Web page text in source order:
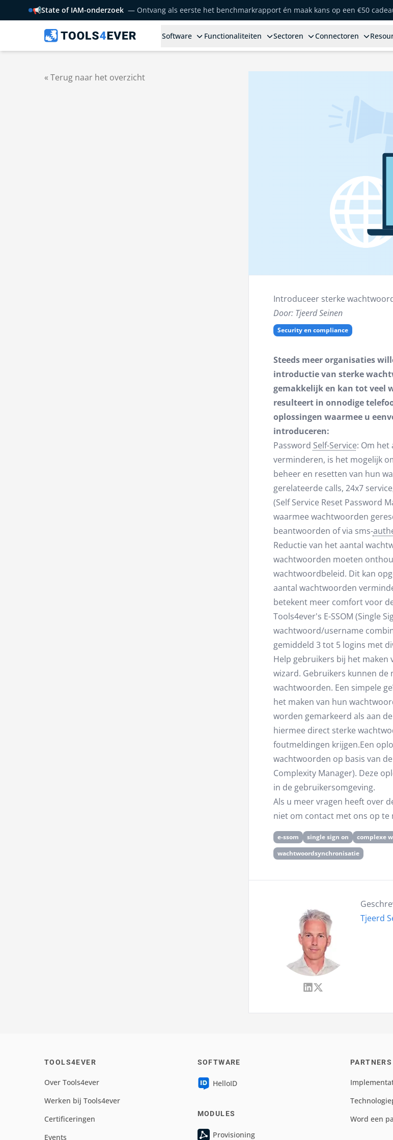
📢State of IAM-onderzoek — Ontvang als eerste het benchmarkrapport én maak kans op een €50
Software Functionaliteiten Sectoren Connectoren
« Terug naar het overzicht
Introduceer sterke
Door: Tjeerd Seinen
Security en compliance
Steeds meer organisaties
introductie van sterke
gemakkelijk en kan tot veel
resulteert in onnodige
oplossingen waarmee u
introduceren:
Password Self-Service: Om het
verminderen, is het mogelijk
beheer en resetten van hun
gerelateerde calls, 24x7
(Self Service Reset Password
waarmee wachtwoorden
beantwoorden of via sms-
Reductie van het aantal
wachtwoorden moeten
wachtwoordbeleid. Dit kan
aantal wachtwoorden
betekent meer comfort voor
Tools4ever's E-SSOM (Single
wachtwoord/username
gemiddeld 3 tot 5 logins met
Help gebruikers bij het
wizard. Gebruikers kunnen de
wachtwoorden. Een simpele
het maken van hun
worden gemarkeerd als aan
hiermee direct sterke
foutmeldingen krijgen.Een
wachtwoorden op basis van
Complexity Manager). Deze
in de gebruikersomgeving.
Als u meer vragen heeft over
niet om contact met ons op te
e-ssom single sign on complexe
wachtwoordsynchronisatie
Tjeerd
TOOLS4EVER
Over Tools4ever
Werken bij Tools4ever
Certificeringen
Events
SOFTWARE
HelloID
MODULES
Provisioning
PARTNERS
Word een